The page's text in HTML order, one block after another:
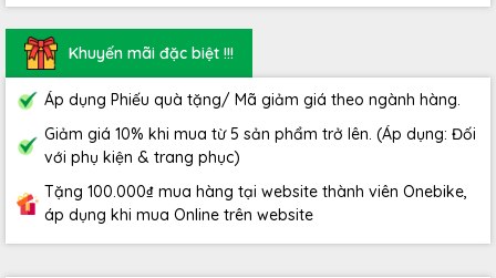
Khuyến mãi đặc biệt !!!
Áp dụng Phiếu quà tặng/ Mã giảm giá theo ngành hàng.
Giảm giá 10% khi mua từ 5 sản phẩm trở lên. (Áp dụng: Đối
với phụ kiện & trang phục)
Tặng 100.000₫ mua hàng tại website thành viên Onebike,
áp dụng khi mua Online trên website